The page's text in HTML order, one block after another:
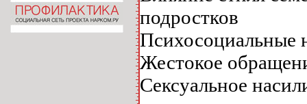
подростков
Психосоциальные
Жестокое
Сексуальное